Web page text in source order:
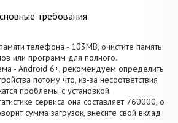
требования.
телефона - 103MB, очистите память
или программ для полного.
- Android 6+, рекомендуем определить
потому что, из-за несоответствия
проблемы с установкой.
сервиса она составляет 760000, о
сумма загрузок, внесите свой вклад